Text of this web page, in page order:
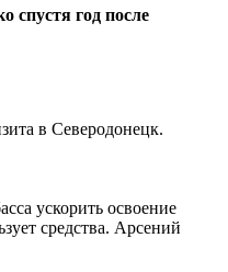
спустя год после
в Северодонецк.
ускорить освоение
средства. Арсений